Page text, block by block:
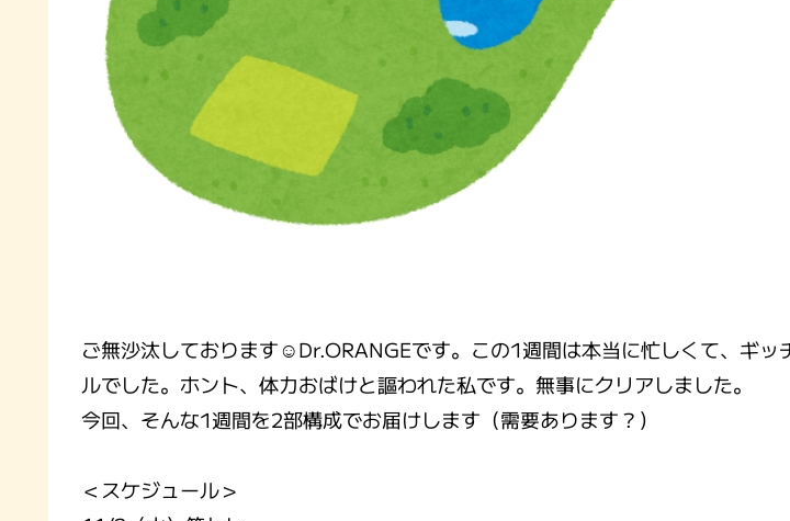
ご無沙汰しております☺️Dr.ORANGEです。この1週間は本当に忙しくて、ギッ
ルでした。ホント、体力おばけと謳われた私です。無事にクリアしました。
今回、そんな1週間を2部構成でお届けします（需要あります？）
＜スケジュール＞